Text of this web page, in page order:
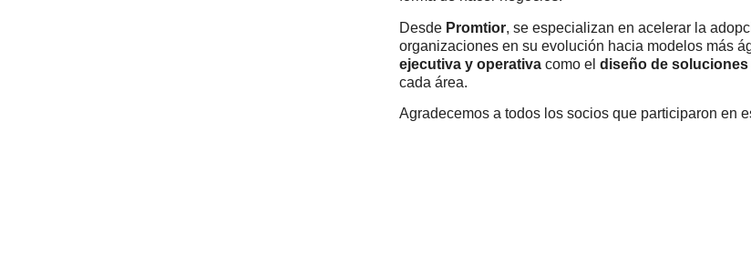
Desde Promtior, se especializan en acelerar la
organizaciones en su evolución hacia modelos más
ejecutiva y operativacomo el diseño de
cada área.
Agradecemos a todos los socios que participaron en